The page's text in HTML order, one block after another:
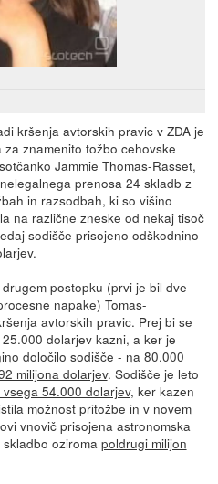
kršenja avtorskih pravic v ZDA je
znamenito tožbo cehovske
Jammie Thomas-Rasset,
prenosa 24 skladb z
in razsodbah, ki so višino
na različne zneske od nekaj tisoč
sodišče prisojeno odškodnino
postopku (prvi je bil dve
napake) Tomas-
avtorskih pravic. Prej bi se
dolarjev kazni, a ker je
določilo sodišče - na 80.000
milijona dolarjev. Sodišče je leto
54.000 dolarjev, ker kazen
možnost pritožbe in v novem
vnovič prisojena astronomska
oziroma poldrugi milijon